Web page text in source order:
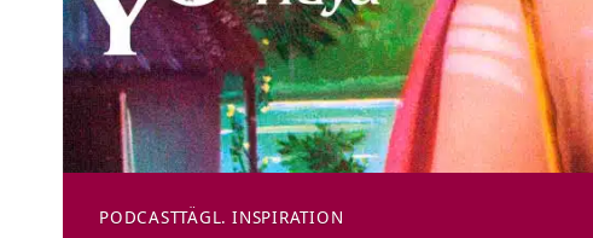
PODCASTTÄGL. INSPIRATION